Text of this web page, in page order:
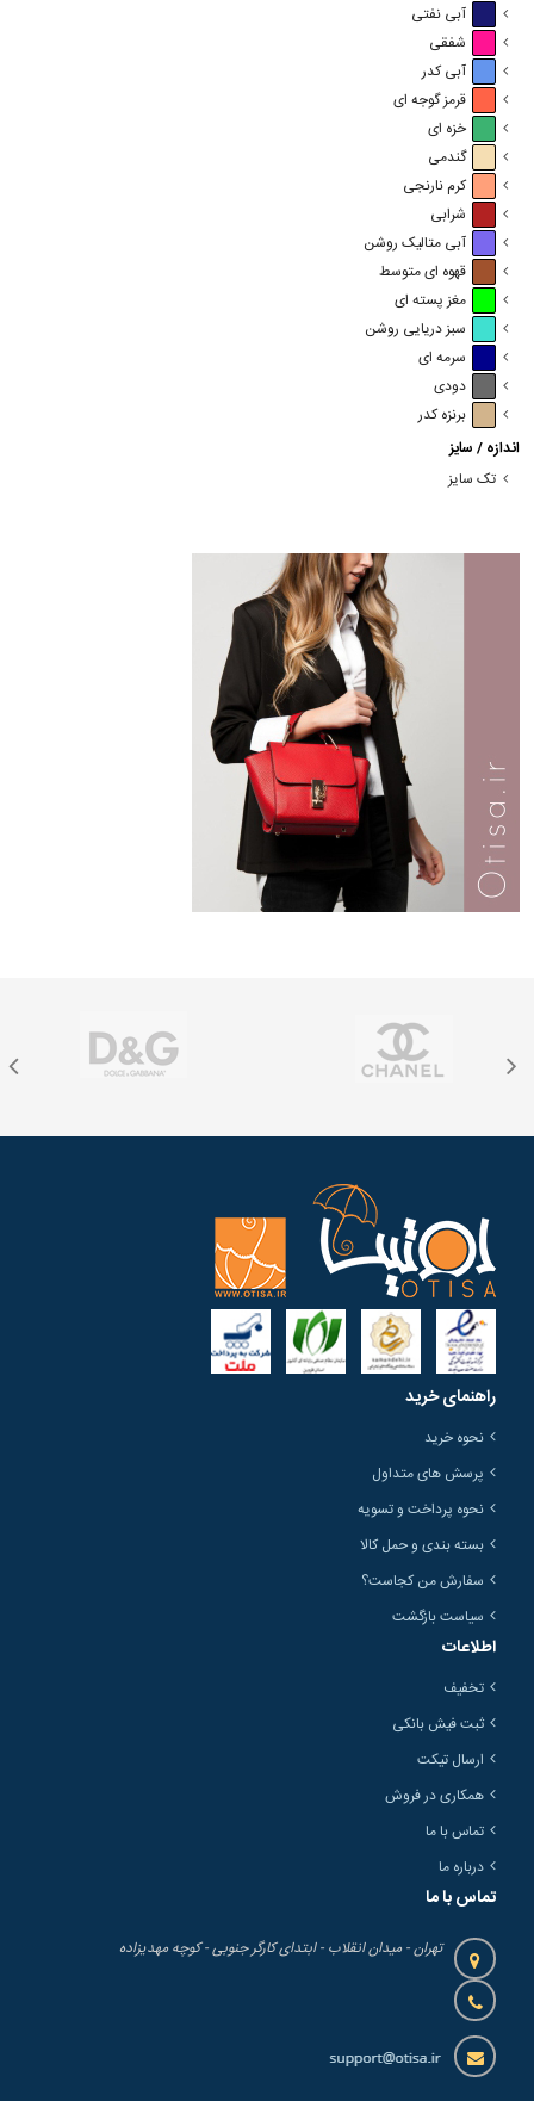
آبی نفتی
شفقی
آبی کدر
قرمز گوجه ای
خزه ای
گندمی
کرم نارنجی
شرابی
آبی متالیک روشن
قهوه ای متوسط
مغز پسته ای
سبز دریایی روشن
سرمه ای
دودی
برنزه کدر
اندازه / سایز
تک سایز
راهنمای خرید
نحوه خرید
پرسش های متداول
نحوه پرداخت و تسویه
بسته بندی و حمل کالا
سفارش من کجاست؟
سیاست بازگشت
اطلاعات
تخفیف
ثبت فیش بانکی
ارسال تیکت
همکاری در فروش
تماس با ما
درباره ما
تماس با ما
تهران - میدان انقلاب - ابتدای کارگر جنوبی - کوچه مهدیزاده